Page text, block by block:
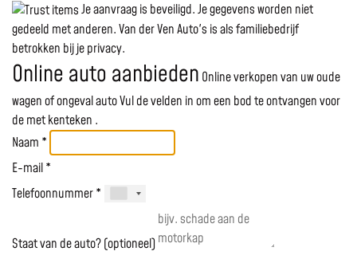
Je aanvraag is beveiligd. Je gegevens worden niet
gedeeld met anderen. Van der Ven Auto's is als familiebedrijf
betrokken bij je privacy.
Online auto aanbieden Online verkopen van uw oude
wagen of ongeval autoVul de velden in om een bod te ontvangen voor
demet kenteken .
Naam *
E-mail *
Telefoonnummer *
Staat van de auto? (optioneel)